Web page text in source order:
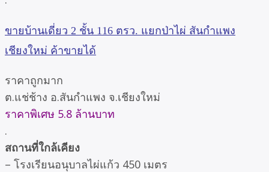
ขายบ้านเดี่ยว 2 ชั้น 116 ตรว. แยกป่าไผ่ สันกำแพง
เชียงใหม่ ค้าขายได้
ราคาถูกมาก
ต.แช่ช้าง อ.สันกำแพง จ.เชียงใหม่
ราคาพิเศษ 5.8 ล้านบาท
.
สถานที่ใกล้เคียง
– โรงเรียนอนุบาลไผ่แก้ว 450 เมตร